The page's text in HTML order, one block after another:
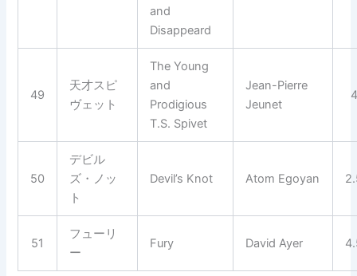
and
Disappeard
49
天才スピ
ヴェット
The Young
and
Prodigious
T.S. Spivet
Jean-Pierre
Jeunet
4
50
デビル
ズ・ノッ
ト
Devil’s Knot Atom Egoyan
51
フューリ
ー
Fury David Ayer